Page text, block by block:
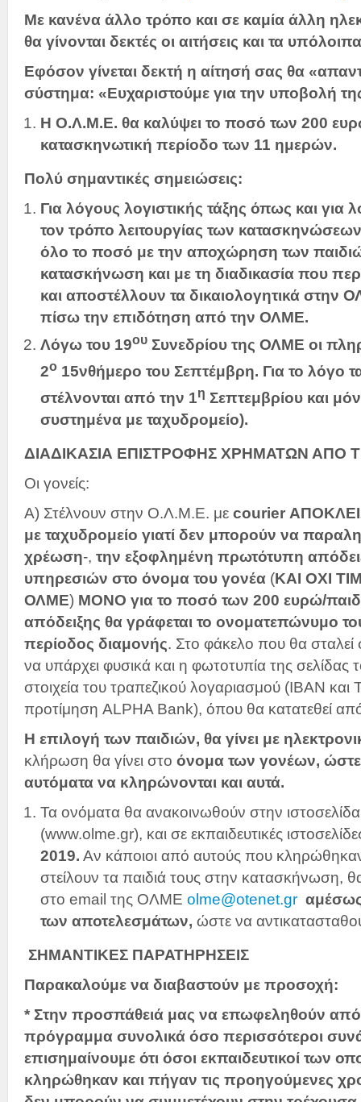
Με κανένα άλλο τρόπο και σε καμία άλλη
θα γίνονται δεκτές οι αιτήσεις και τα
Εφόσον γίνεται δεκτή η αίτησή σας θα
σύστημα: «Ευχαριστούμε για την υποβολή
Η Ο.Λ.Μ.Ε. θα καλύψει το ποσό των 200
κατασκηνωτική περίοδο των 11 ημερών.
Πολύ σημαντικές σημειώσεις:
Για λόγους λογιστικής τάξης όπως και
τον τρόπο λειτουργίας των
όλο το ποσό με την αποχώρηση των
κατασκήνωση και με τη διαδικασία που
και αποστέλλουν τα δικαιολογητικά στην
πίσω την επιδότηση από την ΟΛΜΕ.
Λόγω του 19ου Συνεδρίου της ΟΛΜΕ οι
2ο 15νθήμερο του Σεπτέμβρη. Για το λόγο
στέλνονται από την 1η Σεπτεμβρίου και
συστημένα με ταχυδρομείο).
ΔΙΑΔΙΚΑΣΙΑ ΕΠΙΣΤΡΟΦΗΣ ΧΡΗΜΑΤΩΝ ΑΠΟ
Οι γονείς:
Α) Στέλνουν στην Ο.Λ.Μ.Ε. με courier
με ταχυδρομείο γιατί δεν μπορούν να
χρέωση-, την εξοφλημένη πρωτότυπη
υπηρεσιών στο όνομα του γονέα (ΚΑΙ ΟΧΙ
ΟΛΜΕ) ΜΟΝΟ για το ποσό των 200 ευρώ/
απόδειξης θα γράφεται το ονοματεπώνυμο
περίοδος διαμονής. Στο φάκελο που θα
να υπάρχει φυσικά και η φωτοτυπία της σελίδας
στοιχεία του τραπεζικού λογαριασμού (IBAN
προτίμηση ALPHA Bank), όπου θα κατατεθεί
Η επιλογή των παιδιών, θα γίνει με
κλήρωση θα γίνει στο όνομα των γονέων,
αυτόματα να κληρώνονται και αυτά.
Τα ονόματα θα ανακοινωθούν στην
(www.olme.gr), και σε εκπαιδευτικές
2019. Αν κάποιοι από αυτούς που
στείλουν τα παιδιά τους στην κατασκήνωση,
στο email της ΟΛΜΕ olme@otenet.gr
των αποτελεσμάτων, ώστε να
ΣΗΜΑΝΤΙΚΕΣ ΠΑΡΑΤΗΡΗΣΕΙΣ
Παρακαλούμε να διαβαστούν με προσοχή:
* Στην προσπάθειά μας να επωφεληθούν από
πρόγραμμα συνολικά όσο περισσότεροι
επισημαίνουμε ότι όσοι εκπαιδευτικοί των
κληρώθηκαν και πήγαν τις προηγούμενες